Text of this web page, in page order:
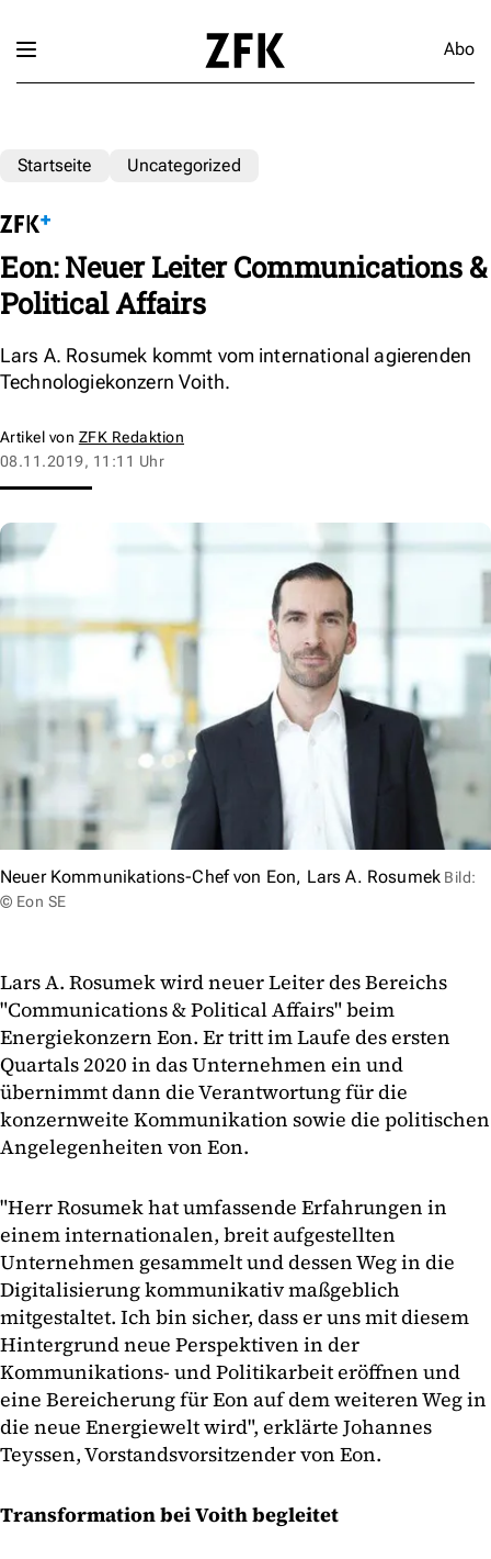
Abo
Startseite Uncategorized
Eon: Neuer Leiter Communications &
Political Affairs
Lars A. Rosumek kommt vom international agierenden
Technologiekonzern Voith.
Artikel von ZFK Redaktion
08.11.2019, 11:11 Uhr
Neuer Kommunikations-Chef von Eon, Lars A. Rosumek Bild:
© Eon SE
Lars A. Rosumek wird neuer Leiter des Bereichs
"Communications & Political Affairs" beim
Energiekonzern Eon. Er tritt im Laufe des ersten
Quartals 2020 in das Unternehmen ein und
übernimmt dann die Verantwortung für die
konzernweite Kommunikation sowie die politischen
Angelegenheiten von Eon.
"Herr Rosumek hat umfassende Erfahrungen in
einem internationalen, breit aufgestellten
Unternehmen gesammelt und dessen Weg in die
Digitalisierung kommunikativ maßgeblich
mitgestaltet. Ich bin sicher, dass er uns mit diesem
Hintergrund neue Perspektiven in der
Kommunikations- und Politikarbeit eröffnen und
eine Bereicherung für Eon auf dem weiteren Weg in
die neue Energiewelt wird", erklärte Johannes
Teyssen, Vorstandsvorsitzender von Eon.
Transformation bei Voith begleitet